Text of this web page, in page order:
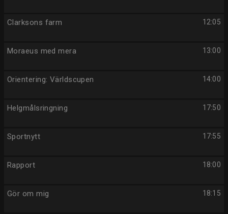
12:05
Clarksons farm
13:00
Moraeus med mera
14:00
Orientering: Världscupen
17:50
Helgmålsringning
17:55
Sportnytt
18:00
Rapport
18:15
Gör om mig